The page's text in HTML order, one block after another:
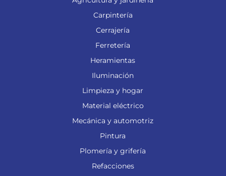
Carpintería
Cerrajería
Ferretería
Heramientas
Iluminación
Limpieza y hogar
Material eléctrico
Mecánica y automotriz
Pintura
Plomería y grifería
Refacciones